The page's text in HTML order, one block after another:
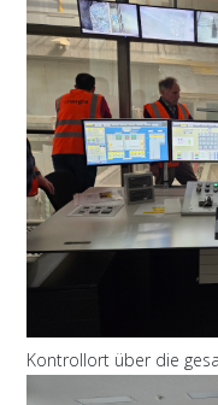
Kontrollort über die